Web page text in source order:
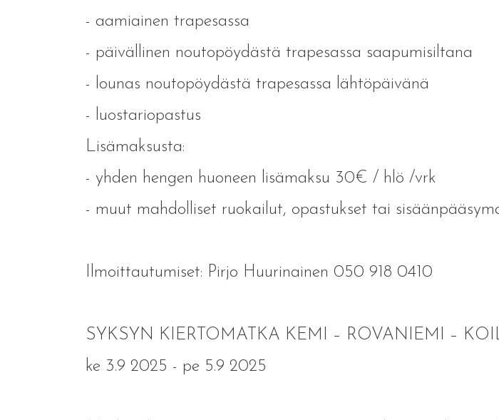
- aamiainen trapesassa
- päivällinen noutopöydästä trapesassa saapumisiltana
- lounas noutopöydästä trapesassa lähtöpäivänä
- luostariopastus
Lisämaksusta:
- yhden hengen huoneen lisämaksu 30€ / hlö /vrk
- muut mahdolliset ruokailut, opastukset tai
Ilmoittautumiset: Pirjo Huurinainen 050 918 0410
SYKSYN KIERTOMATKA KEMI – ROVANIEMI –
ke 3.9 2025 - pe 5.9 2025